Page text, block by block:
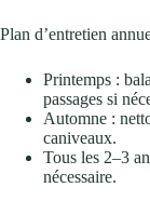
Plan d’entretien
Printemps :
passages si
Automne :
caniveaux.
Tous les 2–3
nécessaire.